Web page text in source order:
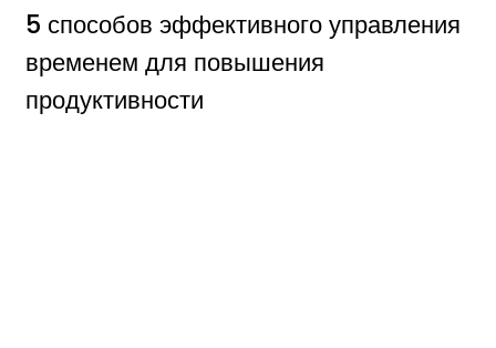
5 способов эффективного управления
временем для повышения
продуктивности